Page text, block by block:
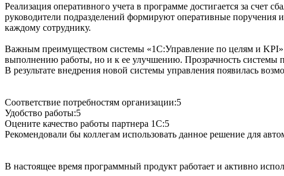
Реализация оперативного учета в программе достигается за
руководители подразделений формируют оперативные поручения
каждому сотруднику.
Важным преимуществом системы «1С:Управление по целям и KPI»
выполнению работы, но и к ее улучшению. Прозрачность системы
В результате внедрения новой системы управления появилась
Соответствие потребностям организации:5
Удобство работы:5
Оцените качество работы партнера 1С:5
Рекомендовали бы коллегам использовать данное решение для
В настоящее время программный продукт работает и активно